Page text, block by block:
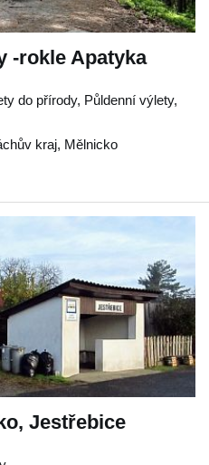
-rokle Apatyka
do přírody, Půldenní výlety,
kraj, Mělnicko
Jestřebice